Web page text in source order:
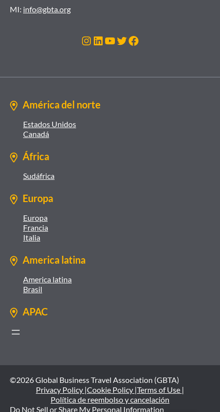
MI: info@gbta.org
Instagram
LinkedIn
YouTube
Twitter
Facebook
América del norte
Estados Unidos
Canadá
África
Sudáfrica
Europa
Europa
Francia
Italia
America latina
America latina
Brasil
APAC
©2026 Global Business Travel Association (GBTA)
Privacy Policy |Cookie Policy |Terms of Use |
Política de reembolso y cancelación
Do Not Sell or Share My Personal Information